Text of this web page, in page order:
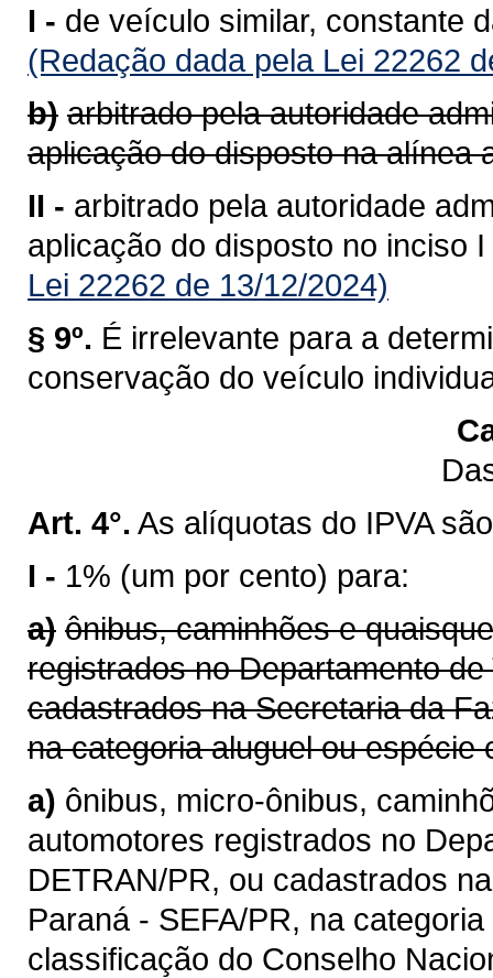
I - de veículo similar, constante
(Redação dada pela Lei 22262
b) arbitrado pela autoridade
aplicação do disposto na alínea
II - arbitrado pela autoridade
aplicação do disposto no inciso
Lei 22262 de 13/12/2024)
§ 9º. É irrelevante para a
conservação do veículo
Art. 4°. As alíquotas do IPVA
I - 1% (um por cento) para:
a) ônibus, caminhões e
registrados no Departamento
cadastrados na Secretaria da
na categoria aluguel ou espécie
a) ônibus, micro-ônibus,
automotores registrados no
DETRAN/PR, ou cadastrados
Paraná - SEFA/PR, na
classificação do Conselho